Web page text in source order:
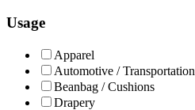
Usage
Apparel
Automotive / Transportation
Beanbag / Cushions
Drapery